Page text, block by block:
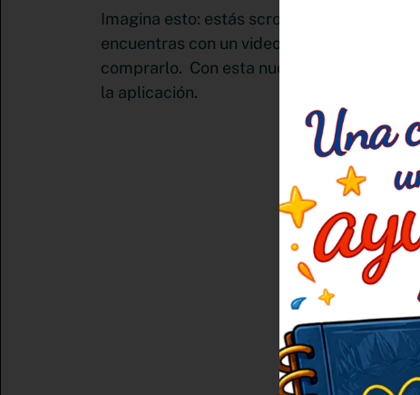
Imagina esto: estás scrolleando en tu
encuentras con un video de un producto
comprarlo. Con esta nueva integración,
la aplicación.